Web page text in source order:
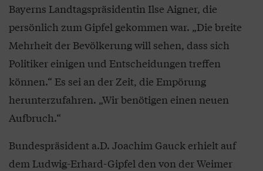
Bayerns Landtagspräsidentin Ilse Aigner, die
persönlich zum Gipfel gekommen war. „Die breite
Mehrheit der Bevölkerung will sehen, dass sich
Politiker einigen und Entscheidungen treffen
können.“ Es sei an der Zeit, die Empörung
herunterzufahren. „Wir benötigen einen neuen
Aufbruch.“
Bundespräsident a.D. Joachim Gauck erhielt auf
dem Ludwig-Erhard-Gipfel den von der Weimer